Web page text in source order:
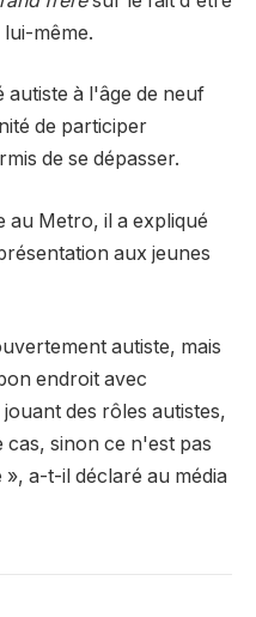
même.
autiste à l'âge de neuf
de participer
de se dépasser.
au Metro, il a expliqué
aux jeunes
autiste, mais
endroit avec
des rôles autistes,
sinon ce n'est pas
a-t-il déclaré au média